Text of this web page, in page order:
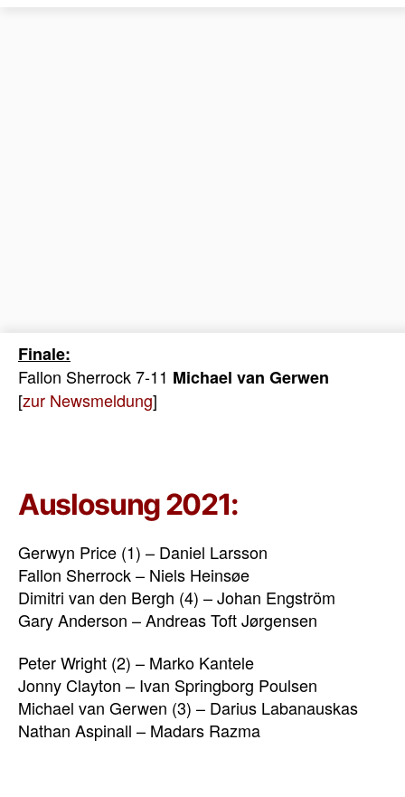
Finale:
Fallon Sherrock 7-11 Michael van Gerwen
[zur Newsmeldung]
Auslosung 2021:
Gerwyn Price (1) – Daniel Larsson
Fallon Sherrock – Niels Heinsøe
Dimitri van den Bergh (4) – Johan Engström
Gary Anderson – Andreas Toft Jørgensen
Peter Wright (2) – Marko Kantele
Jonny Clayton – Ivan Springborg Poulsen
Michael van Gerwen (3) – Darius Labanauskas
Nathan Aspinall – Madars Razma